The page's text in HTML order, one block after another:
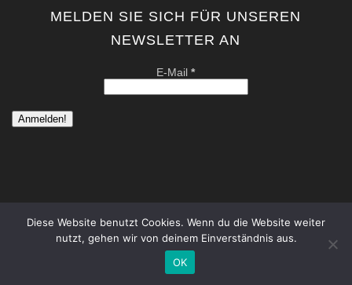
MELDEN SIE SICH FÜR UNSEREN
NEWSLETTER AN
E-Mail*
copyright by kati von schwerin | contemporary artist berlin . all
Datenschutzerklärung
Diese Website benutzt Cookies. Wenn du die Website weiter
nutzt, gehen wir von deinem Einverständnis aus.
OK